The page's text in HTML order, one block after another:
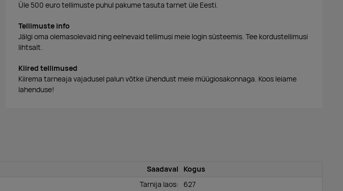
Üle 500 euro tellimuste puhul pakume tasuta tarnet üle Eesti.
Tellimuste info
Jälgi oma olemasolevaid ning eelnevaid tellimusi meie login süsteemis. Tee kordustellimusi
lihtsalt.
Kiired tellimused
Kiirema tarneaja vajadusel palun võtke ühendust meie müügiosakonnaga. Koos leiame
lahenduse!
Saadaval Kogus
Tarnija laos: 627